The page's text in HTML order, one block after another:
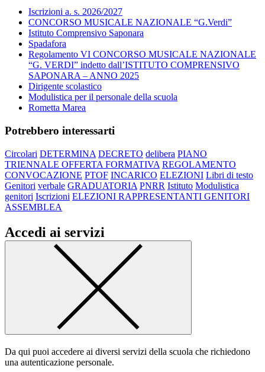
Iscrizioni a. s. 2026/2027
CONCORSO MUSICALE NAZIONALE “G.Verdi”
Istituto Comprensivo Saponara
Spadafora
Regolamento VI CONCORSO MUSICALE NAZIONALE
“G. VERDI” indetto dall’ISTITUTO COMPRENSIVO
SAPONARA – ANNO 2025
Dirigente scolastico
Modulistica per il personale della scuola
Rometta Marea
Potrebbero interessarti
Circolari DETERMINA DECRETO delibera PIANO
TRIENNALE OFFERTA FORMATIVA REGOLAMENTO
CONVOCAZIONE PTOF INCARICO ELEZIONI Libri di testo
Genitori verbale GRADUATORIA PNRR Istituto Modulistica
genitori Iscrizioni ELEZIONI RAPPRESENTANTI GENITORI
ASSEMBLEA
Accedi ai servizi
Da qui puoi accedere ai diversi servizi della scuola che richiedono
una autenticazione personale.